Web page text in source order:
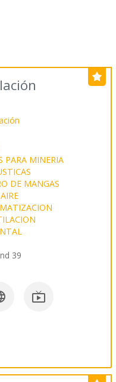
PARA MINERIA
DE MANGAS
39
